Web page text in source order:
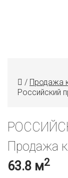
/ Продажа
Российский
Продажа
63.8 м2